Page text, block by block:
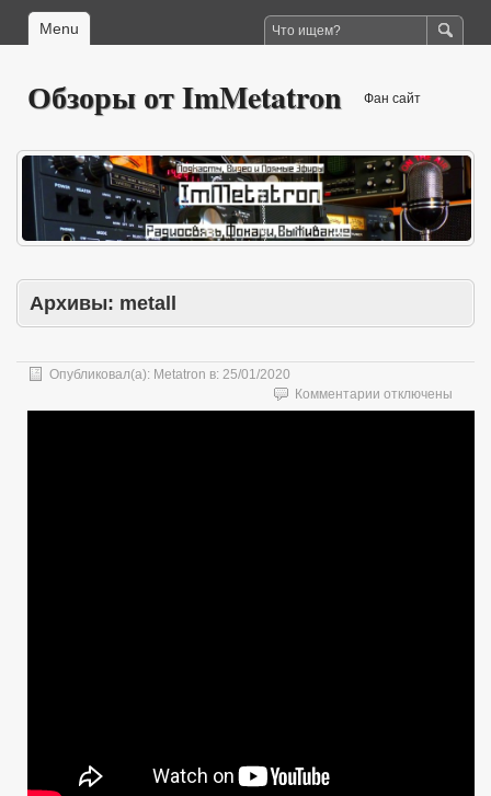
Menu
Обзоры от ImMetatron Фан сайт
Архивы: metall
Опубликовал(а): Metatron в: 25/01/2020
Комментарии к
записи
отключены